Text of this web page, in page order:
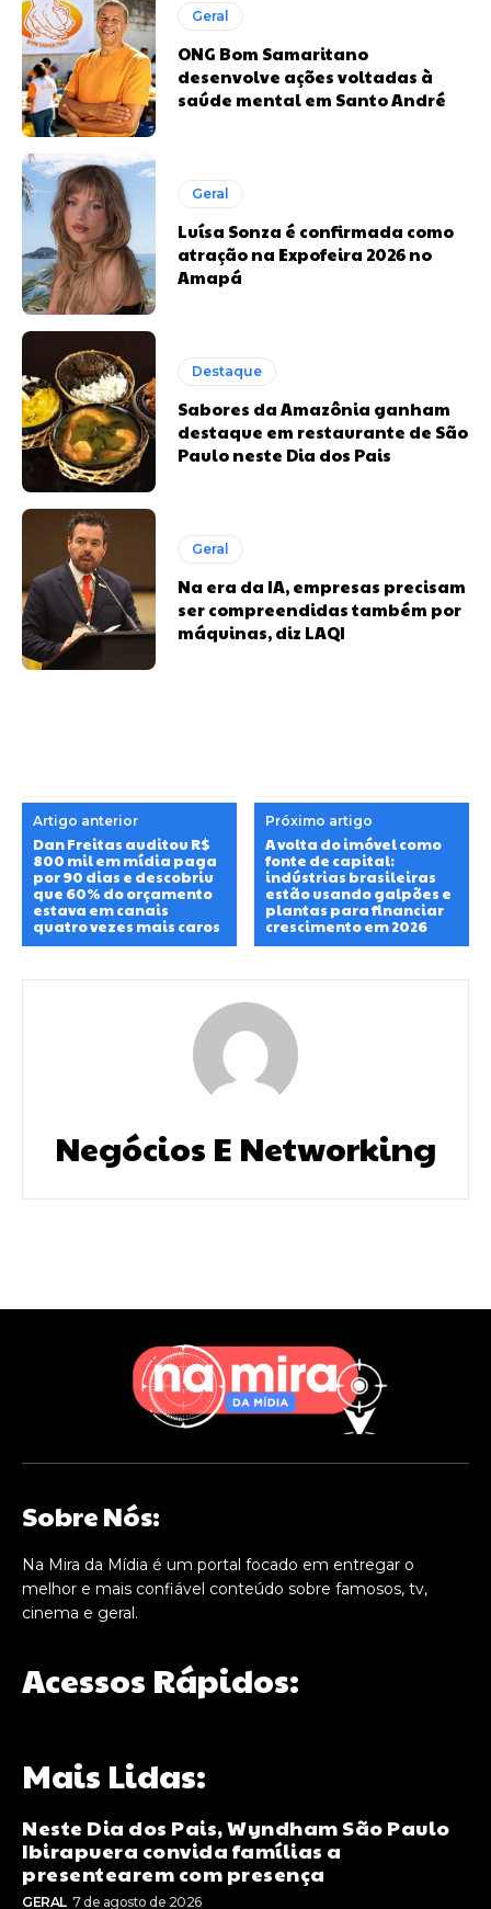
Geral
ONG Bom Samaritano
desenvolve ações voltadas à
saúde mental em Santo André
Geral
Luísa Sonza é confirmada como
atração na Expofeira 2026 no
Amapá
Destaque
Sabores da Amazônia ganham
destaque em restaurante de São
Paulo neste Dia dos Pais
Geral
Na era da IA, empresas precisam
ser compreendidas também por
máquinas, diz LAQI
Artigo anterior
Dan Freitas auditou R$
800 mil em mídia paga
por 90 dias e descobriu
que 60% do orçamento
estava em canais
quatro vezes mais caros
Próximo artigo
A volta do imóvel como
fonte de capital:
indústrias brasileiras
estão usando galpões e
plantas para financiar
crescimento em 2026
Negócios E Networking
Sobre Nós:
Na Mira da Mídia é um portal focado em entregar o
melhor e mais confiável conteúdo sobre famosos, tv,
cinema e geral.
Acessos Rápidos:
Mais Lidas:
Neste Dia dos Pais, Wyndham São Paulo
Ibirapuera convida famílias a
presentearem com presença
GERAL 7 de agosto de 2026